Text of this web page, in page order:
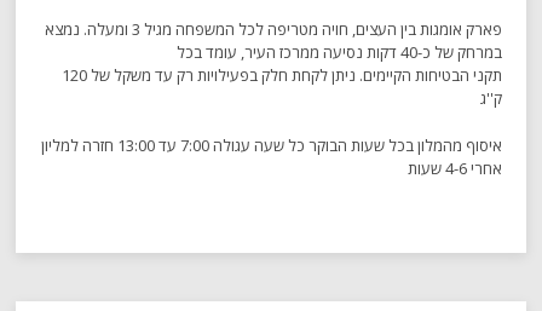
פארק אומגות בין העצים, חויה מטריפה לכל המשפחה מגיל 3 ומעלה. נמצא
במרחק של כ-40 דקות נסיעה ממרכז העיר, עומד בכל
תקני הבטיחות הקיימים. ניתן לקחת חלק בפעילויות רק עד משקל של 120
ק''ג
איסוף מהמלון בכל שעות הבוקר כל שעה עגולה 7:00 עד 13:00 חזרה למליון
אחרי 4-6 שעות